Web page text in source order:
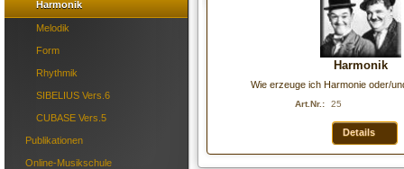
Harmonik
Melodik
Form
Rhythmik
SIBELIUS Vers.6
CUBASE Vers.5
Publikationen
Online-Musikschule
Harmonik
Wie erzeuge ich Harmonie oder/
Art.Nr.: 25
Details